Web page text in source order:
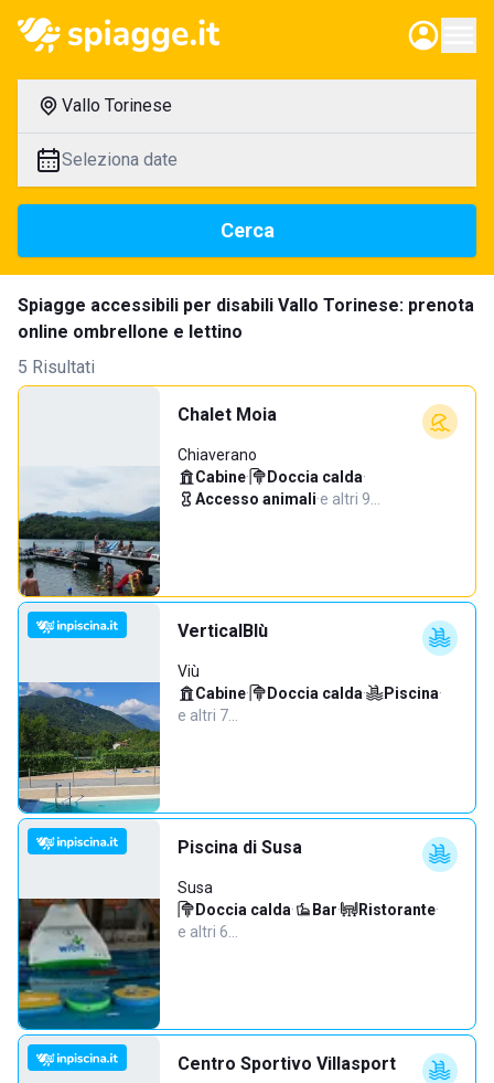
Vallo Torinese
Seleziona date
Cerca
Spiagge accessibili per disabili Vallo Torinese: prenota
online ombrellone e lettino
5 Risultati
Chalet Moia
Chiaverano
Cabine· Doccia calda·
Accesso animali·e altri 9…
VerticalBlù
Viù
Cabine· Doccia calda· Piscina·
e altri 7…
Piscina di Susa
Susa
Doccia calda· Bar· Ristorante·
e altri 6…
Centro Sportivo Villasport